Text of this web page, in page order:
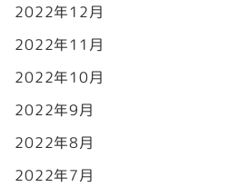
2022年12月
2022年11月
2022年10月
2022年9月
2022年8月
2022年7月